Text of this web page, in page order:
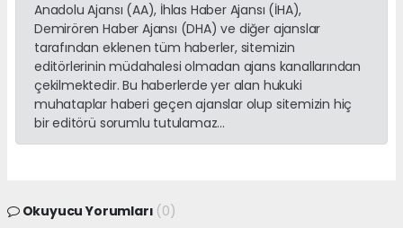
Anadolu Ajansı (AA), İhlas Haber Ajansı (İHA),
Demirören Haber Ajansı (DHA) ve diğer ajanslar
tarafından eklenen tüm haberler, sitemizin
editörlerinin müdahalesi olmadan ajans kanallarından
çekilmektedir. Bu haberlerde yer alan hukuki
muhataplar haberi geçen ajanslar olup sitemizin hiç
bir editörü sorumlu tutulamaz...
Okuyucu Yorumları (0)